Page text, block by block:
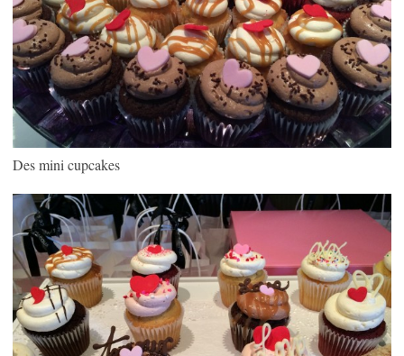
Des mini cupcakes